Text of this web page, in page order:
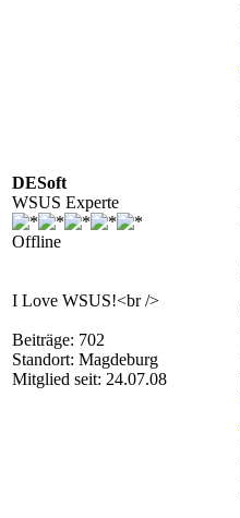
DESoft
WSUS Experte
Offline
I Love WSUS!<br />
Beiträge: 702
Standort: Magdeburg
Mitglied seit: 24.07.08